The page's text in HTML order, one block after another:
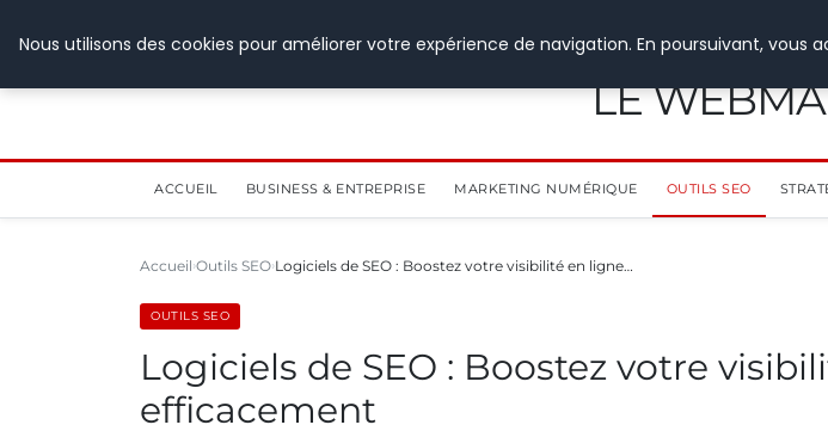
LE
ACCUEIL BUSINESS & ENTREPRISE MARKETING NUMÉRIQUE OUTILS SEO
Accueil Outils SEO Logiciels de SEO : Boostez votre visibilité en ligne…
OUTILS SEO
Logiciels de SEO : Boostez votre
efficacement
Nous utilisons des cookies pour améliorer votre expérience de navigation. En poursuivant,